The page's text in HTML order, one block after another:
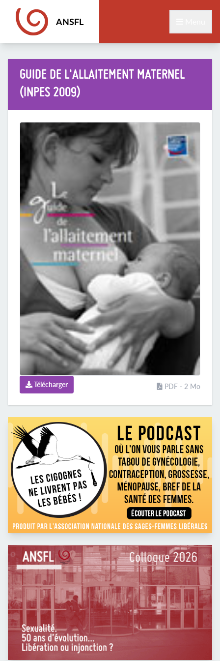
ANSFL
GUIDE DE L'ALLAITEMENT MATERNEL
(INPES 2009)
Télécharger PDF - 2 Mo